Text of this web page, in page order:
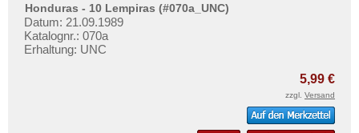
Honduras - 10 Lempiras (#070a_UNC)
Datum: 21.09.1989
Katalognr.: 070a
Erhaltung: UNC
5,99 €
zzgl. Versand